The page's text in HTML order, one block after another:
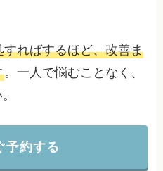
ればするほど、改善ま
。一人で悩むことなく、
予約する